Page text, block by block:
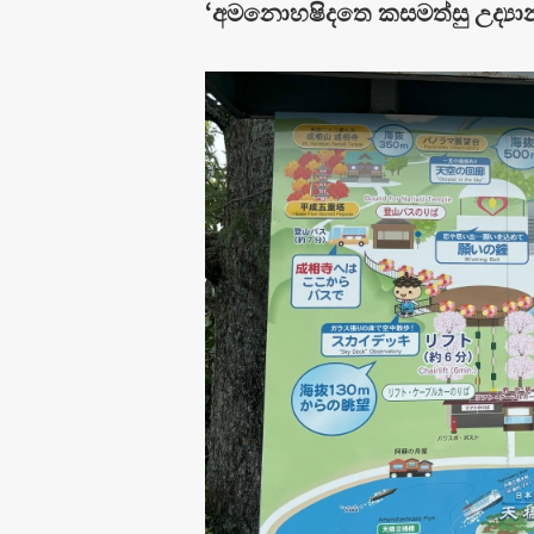
‘අමනොහෂිදතෙ කසමත්සු